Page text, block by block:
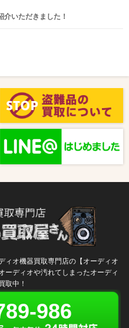
介いただきました！
ィオ機器買取専門店の【オーディオ
ーディオや汚れてしまったオーディ
取中！
986